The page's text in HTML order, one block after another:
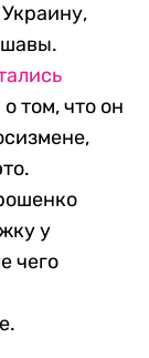
том, что он
у
чего